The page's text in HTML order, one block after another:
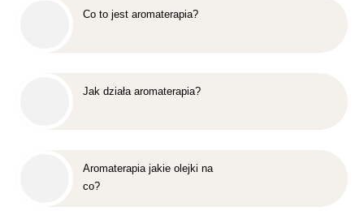
Co to jest aromaterapia?
Jak działa aromaterapia?
Aromaterapia jakie olejki na
co?